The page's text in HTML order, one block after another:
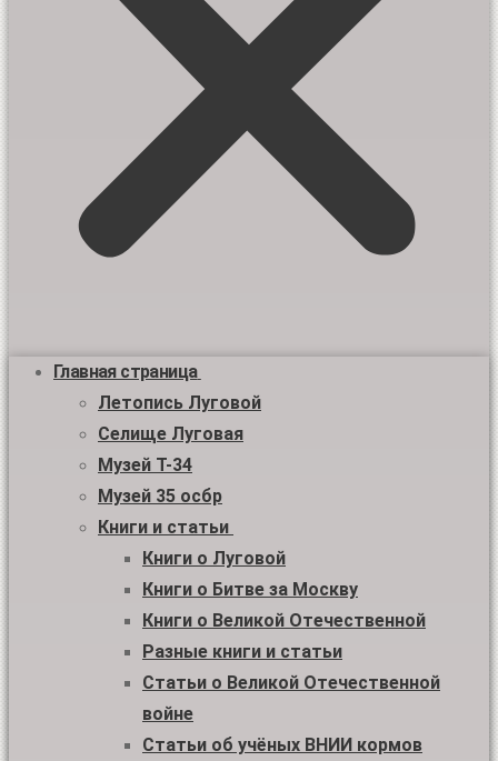
Главная страница
Летопись Луговой
Селище Луговая
Музей Т-34
Музей 35 осбр
Книги и статьи
Книги о Луговой
Книги о Битве за Москву
Книги о Великой Отечественной
Разные книги и статьи
Статьи о Великой Отечественной
войне
Статьи об учёных ВНИИ кормов